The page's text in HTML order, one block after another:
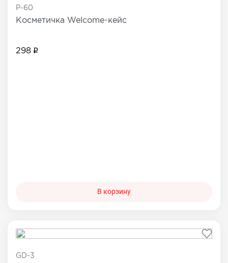
P-60
Косметичка Welcome-кейс
298
В корзину
GD-3